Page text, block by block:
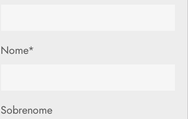
Nome*
Sobrenome